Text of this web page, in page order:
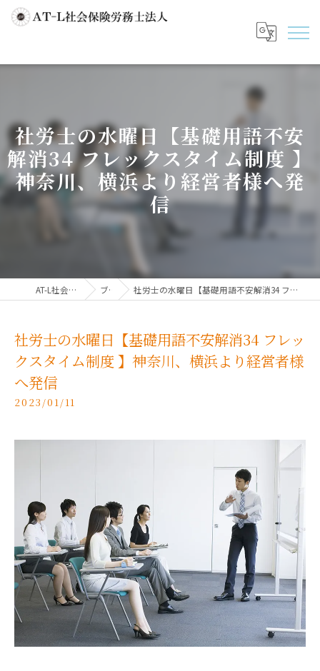
社労士の水曜日【基礎用語不安
解消34 フレックスタイム制度 】
神奈川、横浜より経営者様へ発
信
AT-L社会保険労務士法人 ブログ 社労士の水曜日【基礎用語不安解消34 フレックスタイム制度 】神奈川、横浜より経営者様へ発信
社労士の水曜日【基礎用語不安解消34 フレッ
クスタイム制度 】神奈川、横浜より経営者様
へ発信
2023/01/11